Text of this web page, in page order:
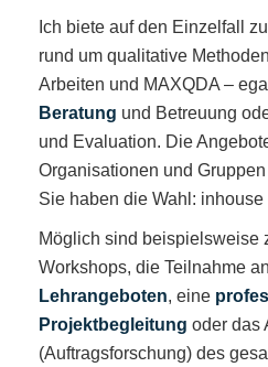
Ich biete auf den Einzelfall
rund um qualitative
Arbeiten und MAXQDA –
Beratung und Betreuung
und Evaluation. Die
Organisationen und
Sie haben die Wahl:
Möglich sind beispielsweise
Workshops, die Teilnahme an
Lehrangeboten, eine
Projektbegleitung oder das
(Auftragsforschung) des